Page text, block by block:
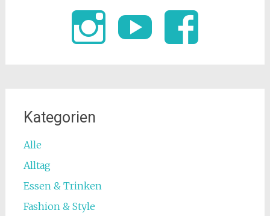
Kategorien
Alle
Alltag
Essen & Trinken
Fashion & Style